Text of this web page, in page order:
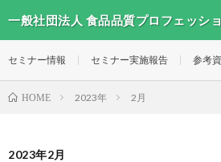
一般社団法人 食品品質プロフェッシ
セミナー情報 セミナー実施報告 参考
HOME 2023年 2月
2023年2月